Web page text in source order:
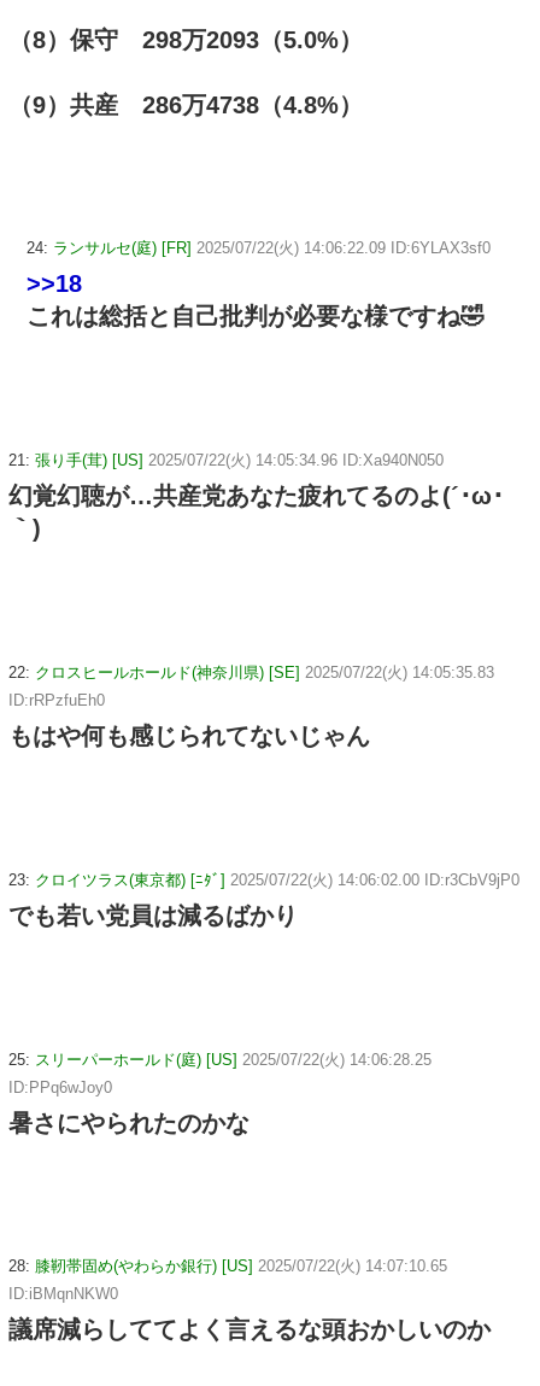
（8）保守 298万2093（5.0%）
（9）共産 286万4738（4.8%）
24: ランサルセ(庭) [FR] 2025/07/22(火) 14:06:22.09 ID:6YLAX3sf0
>>18
これは総括と自己批判が必要な様ですね🤣
21: 張り手(茸) [US] 2025/07/22(火) 14:05:34.96 ID:Xa940N050
幻覚幻聴が…共産党あなた疲れてるのよ(´･ω･
｀)
22: クロスヒールホールド(神奈川県) [SE] 2025/07/22(火) 14:05:35.83
ID:rRPzfuEh0
もはや何も感じられてないじゃん
23: クロイツラス(東京都) [ﾆﾀﾞ] 2025/07/22(火) 14:06:02.00 ID:r3CbV9jP0
でも若い党員は減るばかり
25: スリーパーホールド(庭) [US] 2025/07/22(火) 14:06:28.25
ID:PPq6wJoy0
暑さにやられたのかな
28: 膝靭帯固め(やわらか銀行) [US] 2025/07/22(火) 14:07:10.65
ID:iBMqnNKW0
議席減らしててよく言えるな頭おかしいのか